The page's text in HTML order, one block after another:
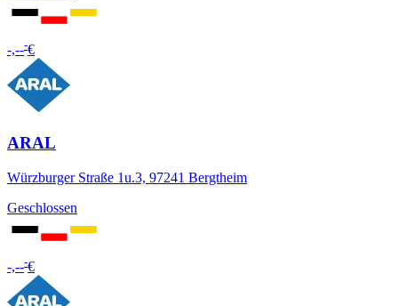
-,---€
ARAL
Würzburger Straße 1u.3, 97241 Bergtheim
Geschlossen
-,---€